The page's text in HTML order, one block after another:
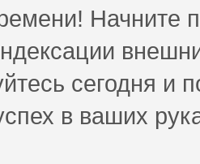
Начните
сегодня и
в ваших